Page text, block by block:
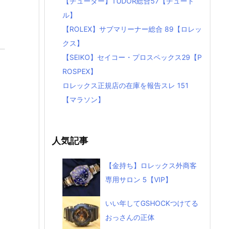
ル】
【ROLEX】サブマリーナー総合 89【ロレッ
クス】
【SEIKO】セイコー・プロスペックス29【P
ROSPEX】
ロレックス正規店の在庫を報告スレ 151
【マラソン】
人気記事
【金持ち】ロレックス外商客
専用サロン 5【VIP】
いい年してGSHOCKつけてる
おっさんの正体